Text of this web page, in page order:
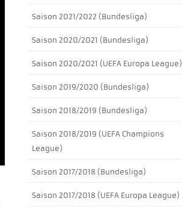
Saison 2021/2022 (Bundesliga)
Saison 2020/2021 (Bundesliga)
Saison 2020/2021 (UEFA Europa League)
Saison 2019/2020 (Bundesliga)
Saison 2018/2019 (Bundesliga)
Saison 2018/2019 (UEFA Champions
League)
Saison 2017/2018 (Bundesliga)
Saison 2017/2018 (UEFA Europa League)